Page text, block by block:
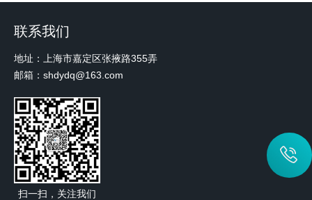
联系我们
地址：上海市嘉定区张掖路355弄
邮箱：shdydq@163.com
扫一扫，关注我们